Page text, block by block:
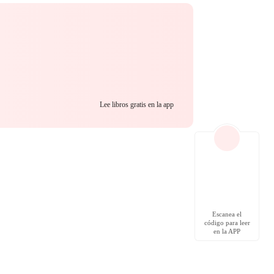
Lee libros gratis en la app
Escanea el
código para leer
en la APP